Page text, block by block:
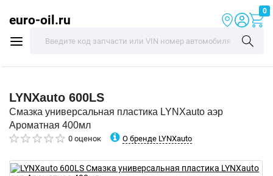
euro-oil.ru
0
LYNXauto 600LS
Смазка универсальная пластика LYNXauto аэр
Ароматная 400мл
0 оценок О бренде LYNXauto